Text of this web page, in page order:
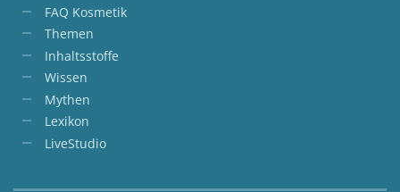
FAQ Kosmetik
Themen
Inhaltsstoffe
Wissen
Mythen
Lexikon
LiveStudio